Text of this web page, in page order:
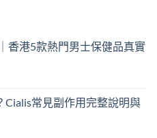
香港5款熱門男士保健品真實
Cialis常見副作用完整說明與